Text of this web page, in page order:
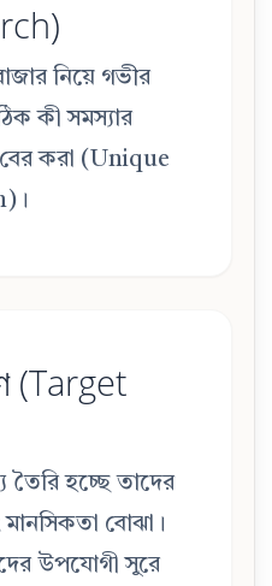
নিয়ে গভীর
কী সমস্যার
করা (Unique
(Target
তৈরি হচ্ছে তাদের
মানসিকতা বোঝা।
উপযোগী সুরে